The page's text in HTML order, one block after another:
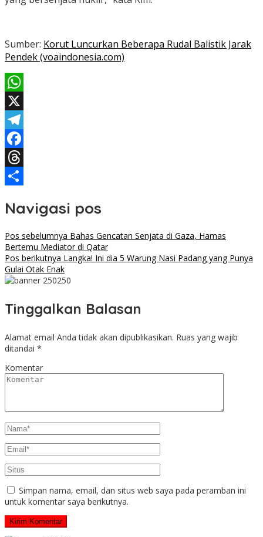
Sumber: Korut Luncurkan Beberapa Rudal Balistik Jarak
Pendek (voaindonesia.com)
WhatsApp
X
Telegram
Facebook
Threads
Navigasi pos
Pos sebelumnya Bahas Gencatan Senjata di Gaza, Hamas
Bertemu Mediator di Qatar
Pos berikutnya Langka! Ini dia 5 Warung Nasi Padang yang Punya
Gulai Otak Enak
Tinggalkan Balasan
Alamat email Anda tidak akan dipublikasikan. Ruas yang wajib
ditandai *
Komentar
Simpan nama, email, dan situs web saya pada peramban ini
untuk komentar saya berikutnya.